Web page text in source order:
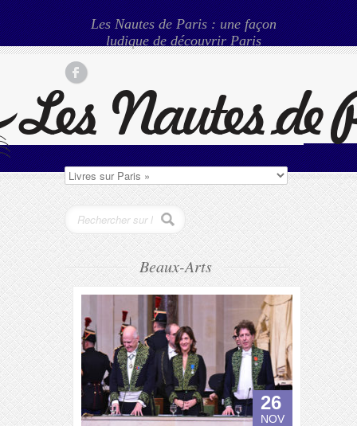
Les Nautes de Paris : une façon
ludique de découvrir Paris
Beaux-Arts
26
NOV